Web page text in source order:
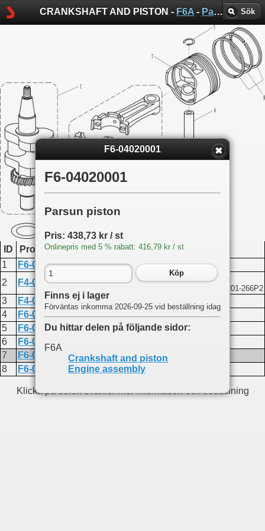
CRANKSHAFT AND PISTON - F6A - Parsun sprängskisser Sök
ID Produktkod
Namn
1
F6-04000100 Crankshaft assembly
2
F4-04000004 Thrust washer
Kompatibel med Yamaha 90201-266P2
3 F4-04020103 BOLT M7X35
4
F6-04020100 Connecting rod assembly
5
F6-04020004 Circlip
6
F6-04020003
7
F6-04020001 Piston
8
F6-04020002 Piston ring assembly
Klicka på delen ovanför mer information och beställning
F6-04020001
F6-04020001
Parsun piston
Pris: 438,73 kr / st
Onlinepris med 5 % rabatt: 416,79 kr / st
Köp
Finns ej i lager
Förväntas inkomma 2026-09-25 vid beställning idag
Du hittar delen på följande sidor:
F6A
Crankshaft and piston
Engine assembly